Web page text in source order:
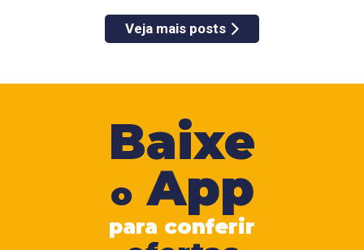
Veja mais posts
Baixe
oApp
para conferir